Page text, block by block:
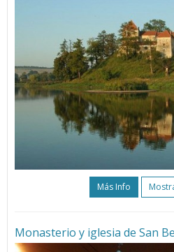
Más Info
Monasterio y iglesia de San